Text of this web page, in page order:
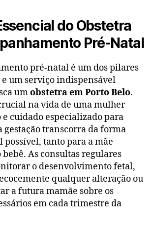
do Obstetra
Pré-Natal
pré-natal é um dos pilares
um serviço indispensável
umobstetra em Porto Belo.
na vida de uma mulher
e cuidado especializado para
gestação transcorra da forma
possível, tanto para a mãe
As consultas regulares
o desenvolvimento fetal,
qualquer alteração ou
a futura mamãe sobre os
em cada trimestre da